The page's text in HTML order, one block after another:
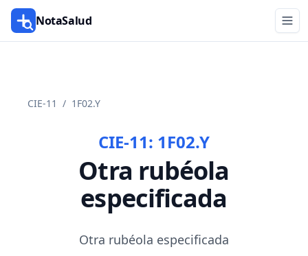
NotaSalud
CIE-11 / 1F02.Y
CIE-11: 1F02.Y
Otra rubéola
especificada
Otra rubéola especificada